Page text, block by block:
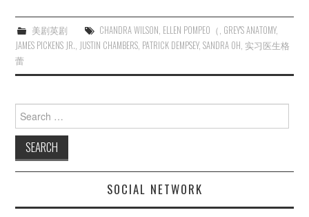
美剧英剧 CHANDRA WILSON, ELLEN POMPEO（, GREY'S ANATOMY,
JAMES PICKENS JR., JUSTIN CHAMBERS, PATRICK DEMPSEY,SANDRA OH, 实习医生格
蕾
Search
for:
SOCIAL NETWORK